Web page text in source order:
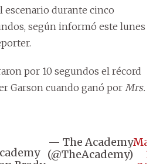
escenario durante cinco
según informó este lunes
por 10 segundos el récord
Garson cuando ganó por Mrs.
— The Academy
(@TheAcademy)
3,